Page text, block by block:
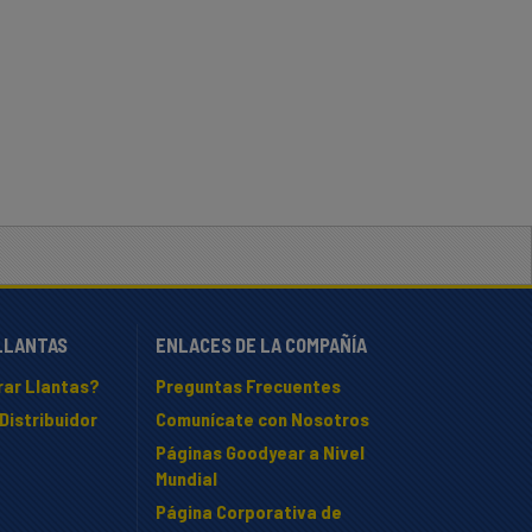
Llantas?
ENLACES DE LA COMPAÑÍA
Preguntas Frecuentes
Comunícate con Nosotros
Páginas Goodyear a Nivel
Mundial
Página Corporativa de